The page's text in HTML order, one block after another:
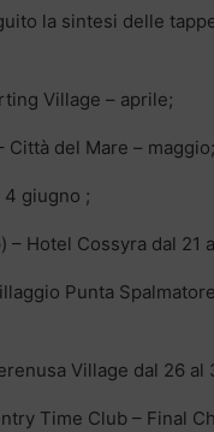
la sintesi delle
Village – aprile;
Città del Mare – maggio;
4 giugno ;
– Hotel Cossyra dal 21
Punta
Village dal 26
Time Club – Final